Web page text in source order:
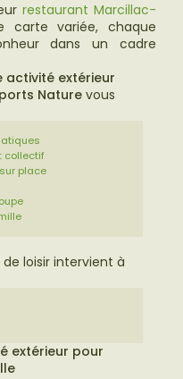
restaurant Marcillac-
carte variée, chaque
dans un cadre
activité extérieur
Nature vous
collectif
place
loisir intervient à
extérieur pour